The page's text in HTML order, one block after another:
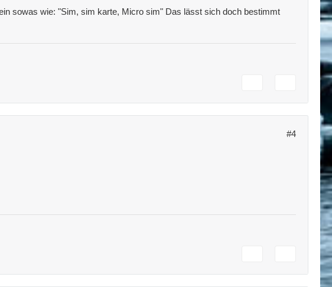
sowas wie: "Sim, sim karte, Micro sim" Das lässt sich doch bestimmt
#4